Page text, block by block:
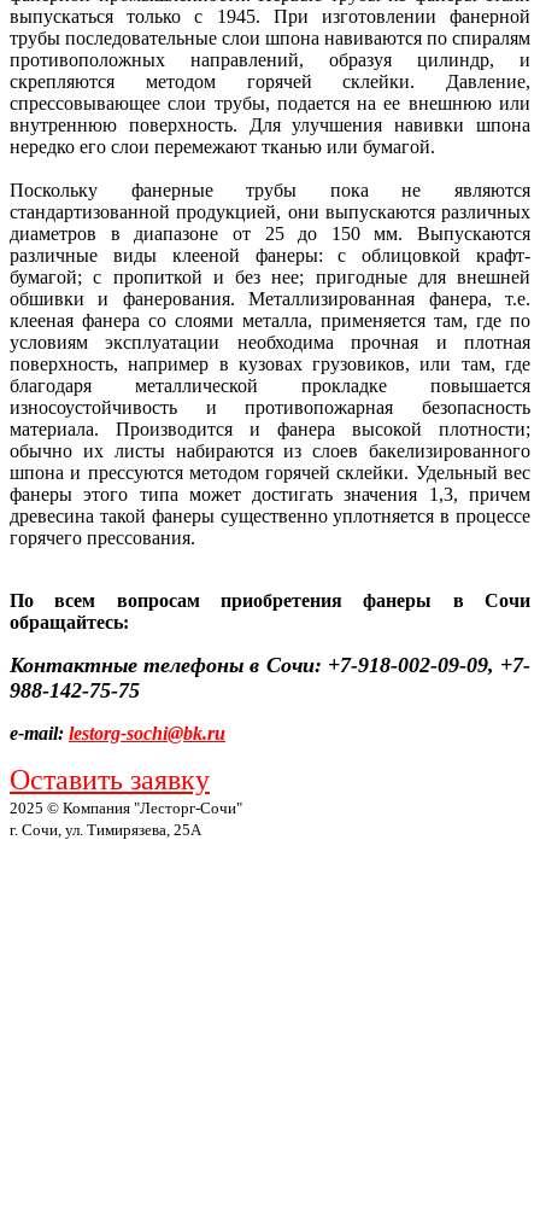
выпускаться только с 1945. При изготовлении фанерной
трубы последовательные слои шпона навиваются по спиралям
противоположных направлений, образуя цилиндр, и
скрепляются методом горячей склейки. Давление,
спрессовывающее слои трубы, подается на ее внешнюю или
внутреннюю поверхность. Для улучшения навивки шпона
нередко его слои перемежают тканью или бумагой.
Поскольку фанерные трубы пока не являются
стандартизованной продукцией, они выпускаются различных
диаметров в диапазоне от 25 до 150 мм. Выпускаются
различные виды клееной фанеры: с облицовкой крафт-
бумагой; с пропиткой и без нее; пригодные для внешней
обшивки и фанерования. Металлизированная фанера, т.е.
клееная фанера со слоями металла, применяется там, где по
условиям эксплуатации необходима прочная и плотная
поверхность, например в кузовах грузовиков, или там, где
благодаря металлической прокладке повышается
износоустойчивость и противопожарная безопасность
материала. Производится и фанера высокой плотности;
обычно их листы набираются из слоев бакелизированного
шпона и прессуются методом горячей склейки. Удельный вес
фанеры этого типа может достигать значения 1,3, причем
древесина такой фанеры существенно уплотняется в процессе
горячего прессования.
По всем вопросам приобретения фанеры в Сочи
обращайтесь:
Контактные телефоны в Сочи: +7-918-002-09-09, +7-
988-142-75-75
e-mail: lestorg-sochi@bk.ru
Оставить заявку
2025 © Компания "Лесторг-Сочи"
г. Сочи, ул. Тимирязева, 25А